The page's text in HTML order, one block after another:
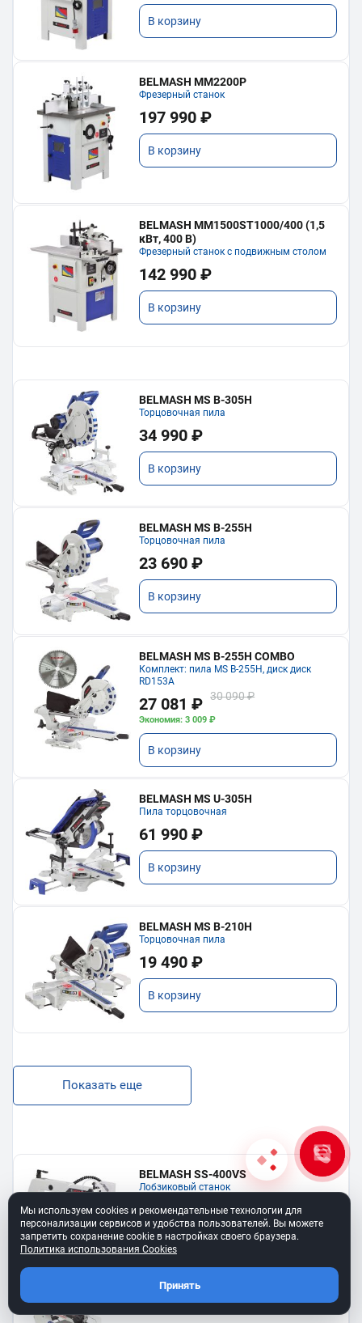
В корзину
BELMASH MM2200P
Фрезерный станок
197 990 ₽
В корзину
BELMASH MM1500ST1000/400 (1,5
кВт, 400 В)
Фрезерный станок с подвижным столом
142 990 ₽
В корзину
BELMASH MS B-305H
Торцовочная пила
34 990 ₽
В корзину
BELMASH MS B-255H
Торцовочная пила
23 690 ₽
В корзину
BELMASH MS B-255H COMBO
Комплект: пила MS B-255H, диск диск
RD153A
27 081 ₽ 30 090 ₽
Экономия: 3 009 ₽
В корзину
BELMASH MS U-305H
Пила торцовочная
61 990 ₽
В корзину
BELMASH MS B-210H
Торцовочная пила
19 490 ₽
В корзину
Показать еще
BELMASH SS-400VS
Лобзиковый станок
13 190 ₽
В корзину
Станок лобзиковый BELMASH SS-
530VSP
Мы используем cookies и рекомендательные технологии для
персонализации сервисов и удобства пользователей. Вы можете
запретить сохранение cookie в настройках своего браузера.
Политика использования Cookies
Принять